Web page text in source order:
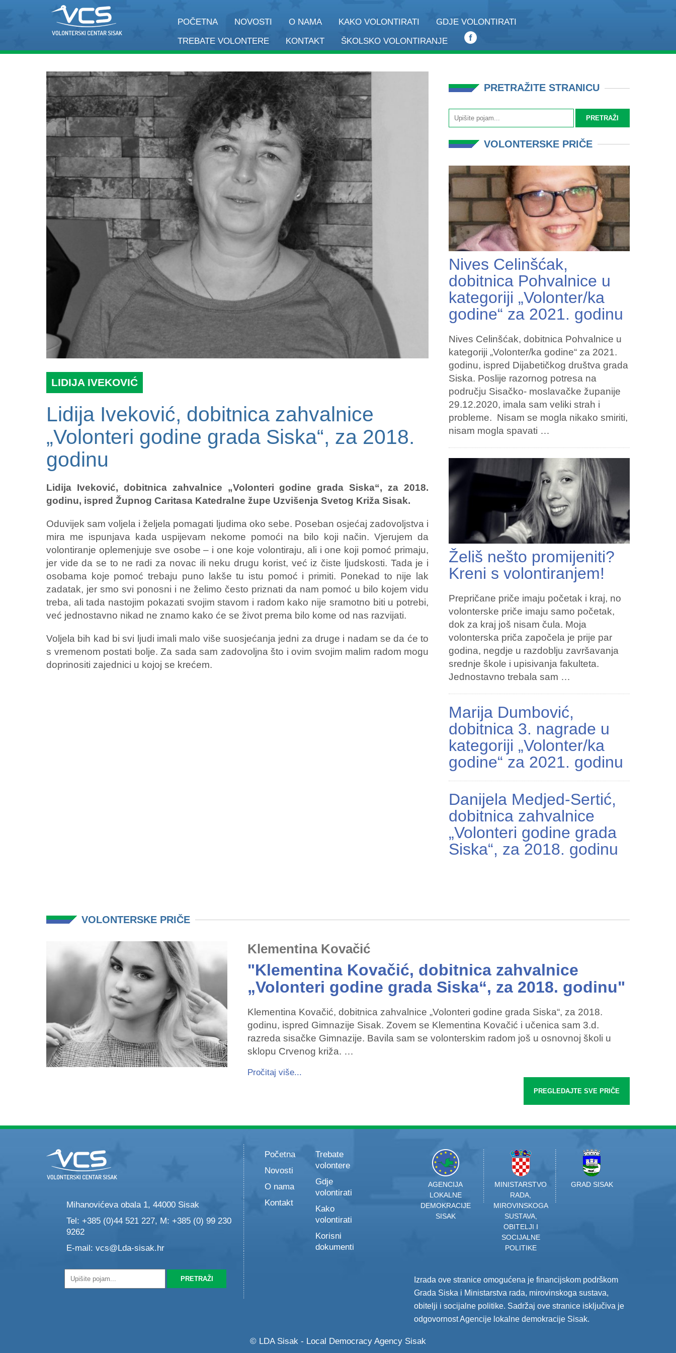
POČETNA NOVOSTI O NAMA KAKO VOLONTIRATI
GDJE VOLONTIRATI
TREBATE VOLONTERE
KONTAKT ŠKOLSKO VOLONTIRANJE
LIDIJA IVEKOVIĆ
Lidija Iveković, dobitnica zahvalnice
„Volonteri godine grada Siska“, za 2018.
godinu
Lidija Iveković, dobitnica zahvalnice „Volonteri godine grada Siska“, za 2018.
godinu, ispred Župnog Caritasa Katedralne župe Uzvišenja Svetog Križa Sisak.
Oduvijek sam voljela i željela pomagati ljudima oko sebe. Poseban osjećaj zadovoljstva i
mira me ispunjava kada uspijevam nekome pomoći na bilo koji način. Vjerujem da
volontiranje oplemenjuje sve osobe – i one koje volontiraju, ali i one koji pomoć primaju,
jer vide da se to ne radi za novac ili neku drugu korist, već iz čiste ljudskosti. Tada je i
osobama koje pomoć trebaju puno lakše tu istu pomoć i primiti. Ponekad to nije lak
zadatak, jer smo svi ponosni i ne želimo često priznati da nam pomoć u bilo kojem vidu
treba, ali tada nastojim pokazati svojim stavom i radom kako nije sramotno biti u potrebi,
već jednostavno nikad ne znamo kako će se život prema bilo kome od nas razvijati.
Voljela bih kad bi svi ljudi imali malo više suosjećanja jedni za druge i nadam se da će to
s vremenom postati bolje. Za sada sam zadovoljna što i ovim svojim malim radom mogu
doprinositi zajednici u kojoj se krećem.
PRETRAŽITE STRANICU
VOLONTERSKE PRIČE
Nives Celinšćak,
dobitnica Pohvalnice u
kategoriji „Volonter/ka
godine“ za 2021. godinu
Nives Celinšćak, dobitnica Pohvalnice u
kategoriji „Volonter/ka godine“ za 2021.
godinu, ispred Dijabetičkog društva grada
Siska. Poslije razornog potresa na
području Sisačko- moslavačke županije
29.12.2020, imala sam veliki strah i
probleme. Nisam se mogla nikako smiriti,
nisam mogla spavati …
Želiš nešto promijeniti?
Kreni s volontiranjem!
Prepričane priče imaju početak i kraj, no
volonterske priče imaju samo početak,
dok za kraj još nisam čula. Moja
volonterska priča započela je prije par
godina, negdje u razdoblju završavanja
srednje škole i upisivanja fakulteta.
Jednostavno trebala sam …
Marija Dumbović,
dobitnica 3. nagrade u
kategoriji „Volonter/ka
godine“ za 2021. godinu
Danijela Medjed-Sertić,
dobitnica zahvalnice
„Volonteri godine grada
Siska“, za 2018. godinu
VOLONTERSKE PRIČE
Klementina Kovačić
"Klementina Kovačić, dobitnica zahvalnice
„Volonteri godine grada Siska“, za 2018. godinu"
Klementina Kovačić, dobitnica zahvalnice „Volonteri godine grada Siska“, za 2018.
godinu, ispred Gimnazije Sisak. Zovem se Klementina Kovačić i učenica sam 3.d.
razreda sisačke Gimnazije. Bavila sam se volonterskim radom još u osnovnoj školi u
sklopu Crvenog križa. …
Pročitaj više...
PREGLEDAJTE SVE PRIČE
Mihanovićeva obala 1, 44000 Sisak
Tel: +385 (0)44 521 227, M: +385 (0) 99 230
9262
E-mail: vcs@Lda-sisak.hr
Početna
Novosti
O nama
Kontakt
Trebate
volontere
Gdje
volontirati
Kako
volontirati
Korisni
dokumenti
AGENCIJA
LOKALNE
DEMOKRACIJE
SISAK
MINISTARSTVO
RADA,
MIROVINSKOGA
SUSTAVA,
OBITELJI I
SOCIJALNE
POLITIKE
GRAD SISAK
Izrada ove stranice omogućena je financijskom podrškom
Grada Siska i Ministarstva rada, mirovinskoga sustava,
obitelji i socijalne politike. Sadržaj ove stranice isključiva je
odgovornost Agencije lokalne demokracije Sisak.
© LDA Sisak - Local Democracy Agency Sisak